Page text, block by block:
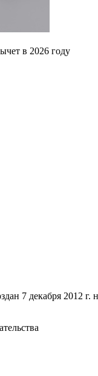
в 2026 году
7 декабря 2012